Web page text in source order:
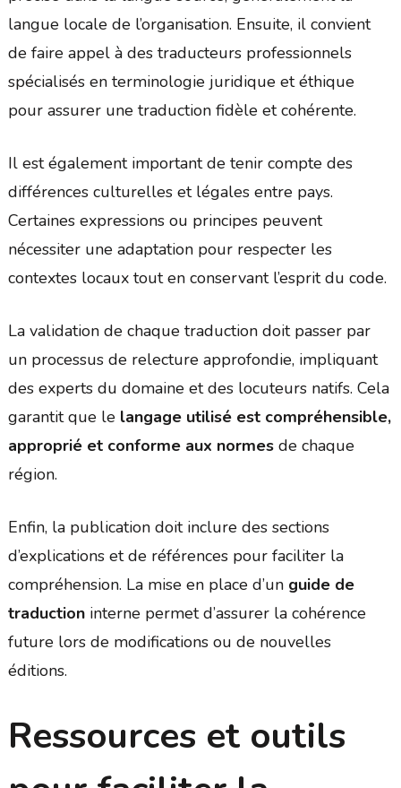
langue locale de l’organisation. Ensuite, il convient
de faire appel à des traducteurs professionnels
spécialisés en terminologie juridique et éthique
pour assurer une traduction fidèle et cohérente.
Il est également important de tenir compte des
différences culturelles et légales entre pays.
Certaines expressions ou principes peuvent
nécessiter une adaptation pour respecter les
contextes locaux tout en conservant l’esprit du code.
La validation de chaque traduction doit passer par
un processus de relecture approfondie, impliquant
des experts du domaine et des locuteurs natifs. Cela
garantit que le langage utilisé est compréhensible,
approprié et conforme aux normesde chaque
région.
Enfin, la publication doit inclure des sections
d’explications et de références pour faciliter la
compréhension. La mise en place d’un guide de
traductioninterne permet d’assurer la cohérence
future lors de modifications ou de nouvelles
éditions.
Ressources et outils